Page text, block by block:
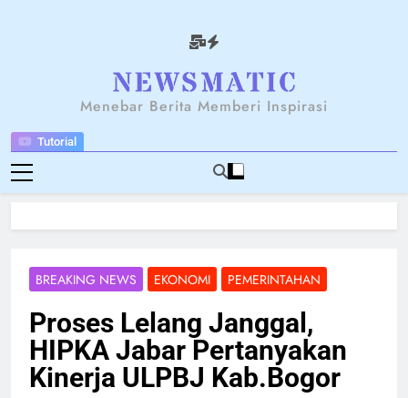
Tutorial
NEWSANTARA
Menebar Berita Memberi Inspirasi
BREAKING NEWS EKONOMI PEMERINTAHAN
Proses Lelang Janggal,
HIPKA Jabar Pertanyakan
Kinerja ULPBJ Kab.Bogor